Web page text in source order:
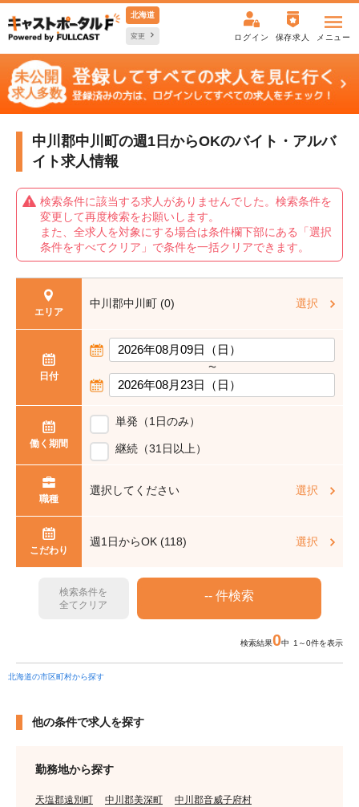
北海道
変更 ログイン 保存求人 メニュー
中川郡中川町の週1日からOKのバイト・アルバ
イト求人情報
検索条件に該当する求人がありませんでした。検索条件を
変更して再度検索をお願いします。
また、全求人を対象にする場合は条件欄下部にある「選択
条件をすべてクリア」で条件を一括クリアできます。
エリア
中川郡中川町 (0) 選択
日付
〜
働く期間
単発（1日のみ）
継続（31日以上）
職種
選択してください 選択
こだわり
週1日からOK (118) 選択
検索条件を
全てクリア
検索結果0中 1～0件を表示
北海道の市区町村から探す
他の条件で求人を探す
勤務地から探す
天塩郡遠別町 中川郡美深町 中川郡音威子府村